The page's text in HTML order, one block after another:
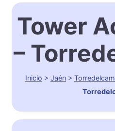
Tower
–
Inicio > Jaén >